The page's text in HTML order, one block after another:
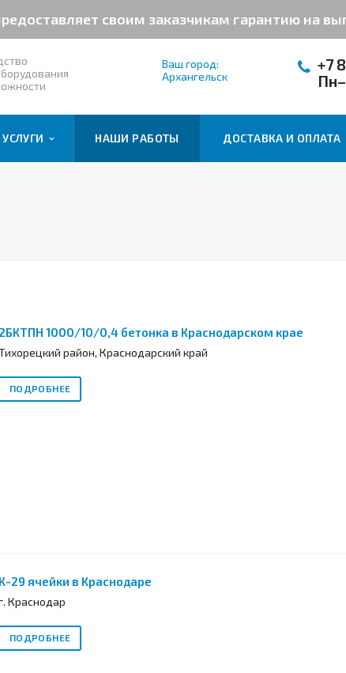
своим заказчикам гарантию на
Ваш город:
Архангельск
+7
УСЛУГИ НАШИ РАБОТЫ ДОСТАВКА И ОПЛАТА
2БКТПН 1000/10/0,4 бетонка в Краснодарском крае
район, Краснодарский край
ПОДРОБНЕЕ
К-29 ячейки в Краснодаре
Краснодар
ПОДРОБНЕЕ